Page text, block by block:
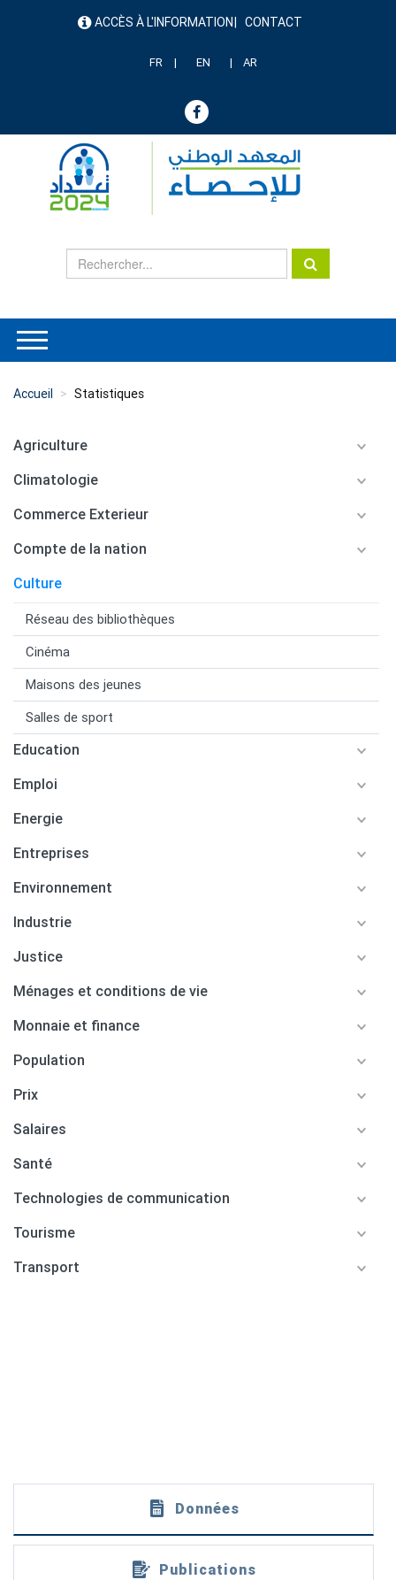
menu ACCÈS À L'INFORMATION CONTACT
FR EN AR
Accueil Statistiques
Agriculture
Climatologie
Commerce Exterieur
Compte de la nation
Culture
Réseau des bibliothèques
Cinéma
Maisons des jeunes
Salles de sport
Education
Emploi
Energie
Entreprises
Environnement
Industrie
Justice
Ménages et conditions de vie
Monnaie et finance
Population
Prix
Salaires
Santé
Technologies de communication
Tourisme
Transport
Données
Publications